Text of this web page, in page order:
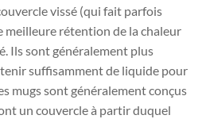
vissé (qui fait parfois
meilleure rétention de la chaleur
Ils sont généralement plus
suffisamment de liquide pour
mugs sont généralement conçus
un couvercle à partir duquel